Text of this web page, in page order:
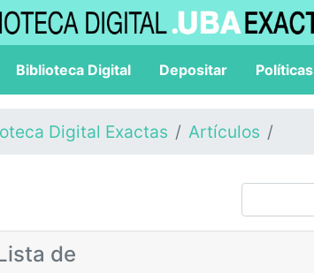
Biblioteca Digital Depositar Políticas
Digital Exactas Artículos
de